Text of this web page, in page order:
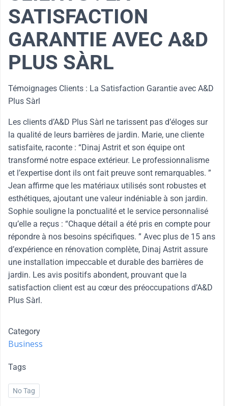
SATISFACTION
GARANTIE AVEC A&D
PLUS SÀRL
Témoignages Clients : La Satisfaction Garantie avec A&D
Plus Sàrl
Les clients d’A&D Plus Sàrl ne tarissent pas d’éloges sur
la qualité de leurs barrières de jardin. Marie, une cliente
satisfaite, raconte : “Dinaj Astrit et son équipe ont
transformé notre espace extérieur. Le professionnalisme
et l’expertise dont ils ont fait preuve sont remarquables. ”
Jean affirme que les matériaux utilisés sont robustes et
esthétiques, ajoutant une valeur indéniable à son jardin.
Sophie souligne la ponctualité et le service personnalisé
qu’elle a reçus : “Chaque détail a été pris en compte pour
répondre à nos besoins spécifiques. ” Avec plus de 15 ans
d’expérience en rénovation complète, Dinaj Astrit assure
une installation impeccable et durable des barrières de
jardin. Les avis positifs abondent, prouvant que la
satisfaction client est au cœur des préoccupations d’A&D
Plus Sàrl.
Category
Business
Tags
No Tag